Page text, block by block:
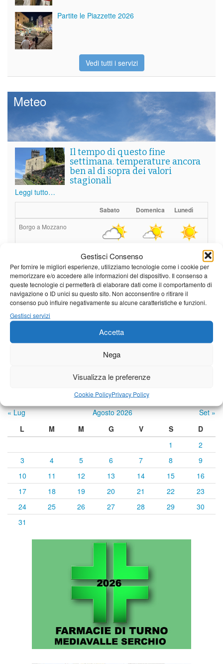
Gestisci Consenso
Per fornire le migliori esperienze, utilizziamo tecnologie come i cookie per
memorizzare e/o accedere alle informazioni del dispositivo. Il consenso a
queste tecnologie ci permetterà di elaborare dati come il comportamento di
navigazione o ID unici su questo sito. Non acconsentire o ritirare il
consenso può influire negativamente su alcune caratteristiche e funzioni.
Gestisci servizi
Accetta
Nega
Visualizza le preferenze
Cookie PolicyPrivacy Policy
Partite le Piazzette 2026
Vedi tutti i servizi
Meteo
Il tempo di questo fine
settimana. temperature ancora
ben al di sopra dei valori
stagionali
Leggi tutto…
Sabato Domenica Lunedì
Borgo a Mozzano
21°C|34°C 22°C|34°C 22°C|32°C
Castelnuovo Garfagnana
Previsioni a cura di:
Calendario eventi
« Lug Agosto 2026
Set »
L
M M G V S
D
1
2
3
4 5 6 7 8
9
10
11 12 13 14 15
16
17
18 19 20 21 22
23
24
25 26 27 28 29
30
31